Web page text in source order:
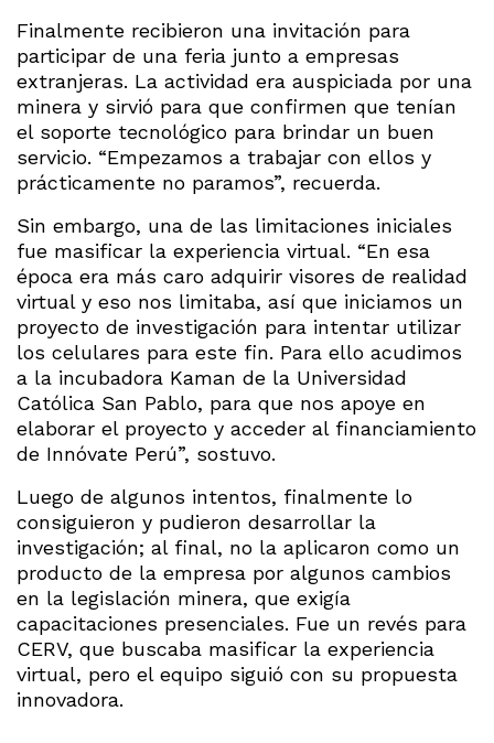
Finalmente recibieron una invitación para
participar de una feria junto a empresas
extranjeras. La actividad era auspiciada por una
minera y sirvió para que confirmen que tenían
el soporte tecnológico para brindar un buen
servicio. “Empezamos a trabajar con ellos y
prácticamente no paramos”, recuerda.
Sin embargo, una de las limitaciones iniciales
fue masificar la experiencia virtual. “En esa
época era más caro adquirir visores de realidad
virtual y eso nos limitaba, así que iniciamos un
proyecto de investigación para intentar utilizar
los celulares para este fin. Para ello acudimos
a la incubadora Kaman de la Universidad
Católica San Pablo, para que nos apoye en
elaborar el proyecto y acceder al financiamiento
de Innóvate Perú”, sostuvo.
Luego de algunos intentos, finalmente lo
consiguieron y pudieron desarrollar la
investigación; al final, no la aplicaron como un
producto de la empresa por algunos cambios
en la legislación minera, que exigía
capacitaciones presenciales. Fue un revés para
CERV, que buscaba masificar la experiencia
virtual, pero el equipo siguió con su propuesta
innovadora.